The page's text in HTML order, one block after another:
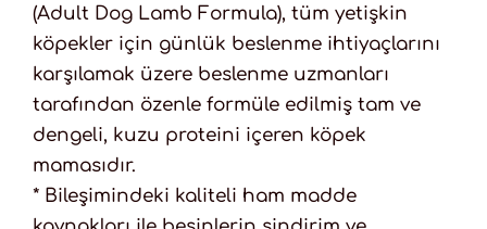
(Adult Dog Lamb Formula), tüm yetişkin
köpekler için günlük beslenme ihtiyaçlarını
karşılamak üzere beslenme uzmanları
tarafından özenle formüle edilmiş tam ve
dengeli, kuzu proteini içeren köpek
mamasıdır.
* Bileşimindeki kaliteli ham madde